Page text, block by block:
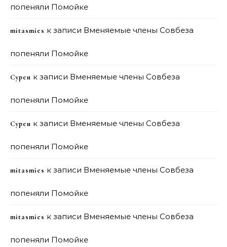
попеняли Помойке
mitasmies к записи Вменяемые члены Совбеза
попеняли Помойке
Сурен к записи Вменяемые члены Совбеза
попеняли Помойке
Сурен к записи Вменяемые члены Совбеза
попеняли Помойке
mitasmies к записи Вменяемые члены Совбеза
попеняли Помойке
mitasmies к записи Вменяемые члены Совбеза
попеняли Помойке